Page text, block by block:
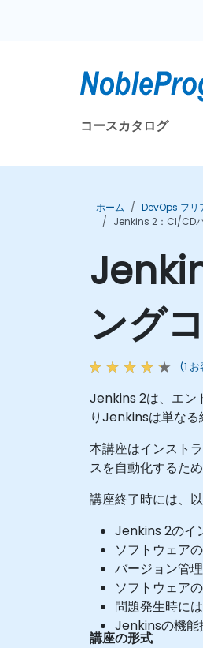
コースカタログ
ホーム DevOps フリ
Jenkins 2：CI/CD
ング
(1
Jenkins 2は、エン
りJenkinsは単なる
本講座はインスト
スを自動化するた
講座終了時には、
Jenkins 2のイ
ソフトウェア
バージョン管
ソフトウェア
問題発生時に
Jenkinsの機能
講座の形式